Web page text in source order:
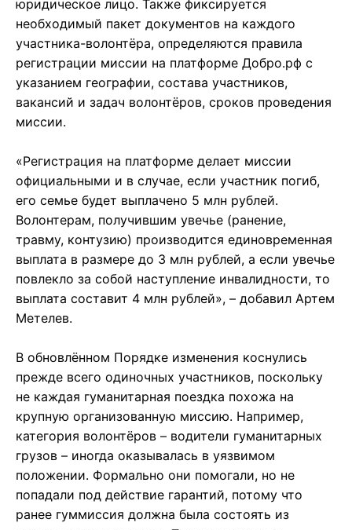
юридическое лицо. Также фиксируется
необходимый пакет документов на каждого
участника-волонтёра, определяются правила
регистрации миссии на платформе Добро.рф с
указанием географии, состава участников,
вакансий и задач волонтёров, сроков проведения
миссии.
«Регистрация на платформе делает миссии
официальными и в случае, если участник погиб,
его семье будет выплачено 5 млн рублей.
Волонтерам, получившим увечье (ранение,
травму, контузию) производится единовременная
выплата в размере до 3 млн рублей, а если увечье
повлекло за собой наступление инвалидности, то
выплата составит 4 млн рублей», – добавил Артем
Метелев.
В обновлённом Порядке изменения коснулись
прежде всего одиночных участников, поскольку
не каждая гуманитарная поездка похожа на
крупную организованную миссию. Например,
категория волонтёров – водители гуманитарных
грузов – иногда оказывалась в уязвимом
положении. Формально они помогали, но не
попадали под действие гарантий, потому что
ранее гуммиссия должна была состоять из